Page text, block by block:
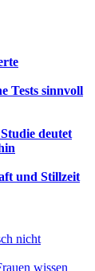
Tests sinnvoll
deutet
und Stillzeit
nicht
wissen